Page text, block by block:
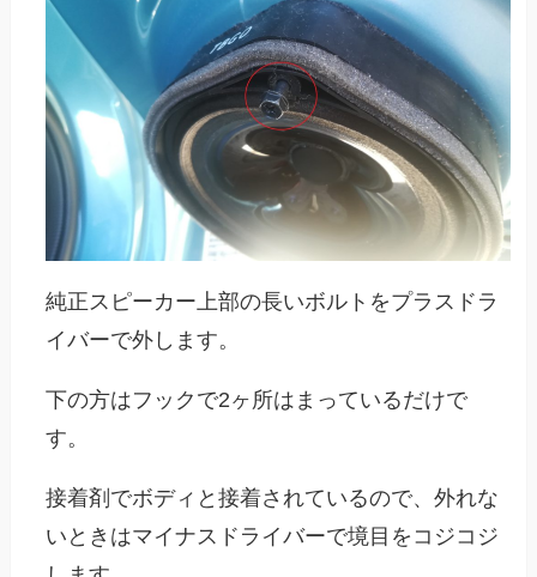
純正スピーカー上部の長いボルトをプラスドラ
イバーで外します。
下の方はフックで2ヶ所はまっているだけで
す。
接着剤でボディと接着されているので、外れな
いときはマイナスドライバーで境目をコジコジ